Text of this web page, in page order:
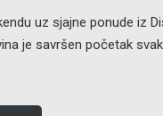
uz sjajne ponude iz
je savršen početak